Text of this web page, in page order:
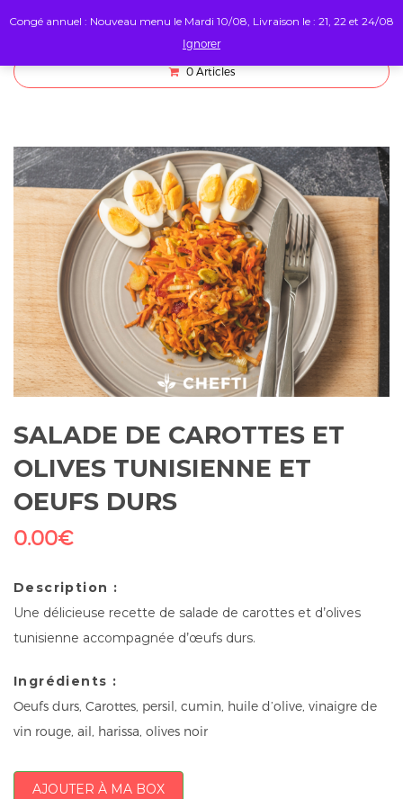
0 Articles
SALADE DE CAROTTES ET
OLIVES TUNISIENNE ET
OEUFS DURS
0.00€
Description :
Une délicieuse recette de salade de carottes et d’olives
tunisienne accompagnée d’œufs durs.
Ingrédients :
Oeufs durs, Carottes, persil, cumin, huile d’olive, vinaigre de
vin rouge, ail, harissa, olives noir
AJOUTER À MA BOX
Congé annuel : Nouveau menu le Mardi 10/08, Livraison le : 21, 22 et 24/08
Ignorer